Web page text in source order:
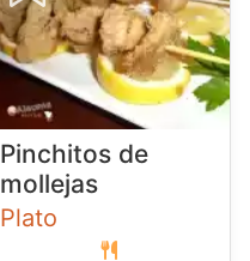
Pinchitos de
mollejas
Plato